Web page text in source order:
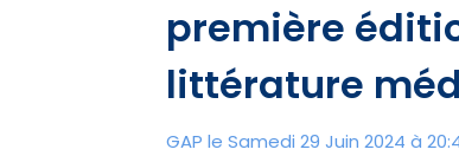
première
littérature
GAP le Samedi 29 Juin 2024 à